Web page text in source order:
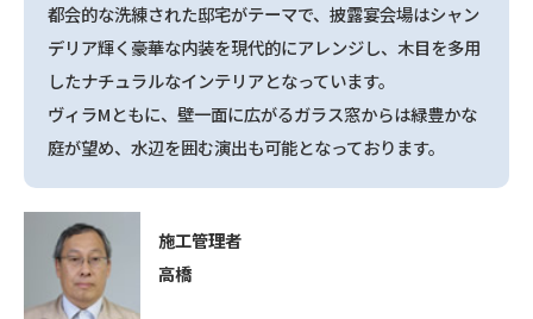
施工管理者
高橋
都会的な洗練された邸宅がテーマで、披露宴会場はシャン
デリア輝く豪華な内装を現代的にアレンジし、木目を多用
したナチュラルなインテリアとなっています。
ヴィラMともに、壁一面に広がるガラス窓からは緑豊かな
庭が望め、水辺を囲む演出も可能となっております。